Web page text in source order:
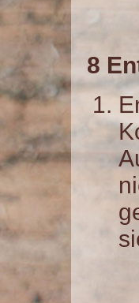
8